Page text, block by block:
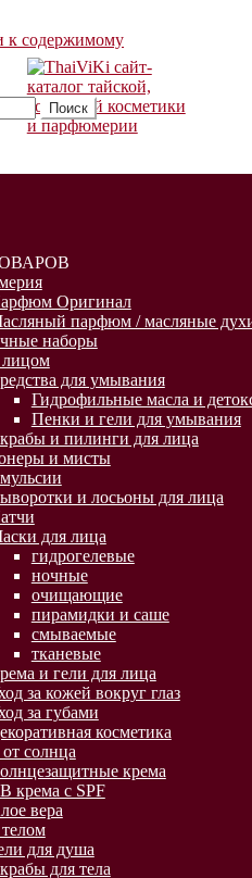
к содержимому
Поиск
Оригинал
парфюм / масляные
наборы
лицом
для умывания
Гидрофильные масла и
Пенки и гели для умывания
и пилинги для лица
и мисты
и лосьоны для лица
для лица
гидрогелевые
ночные
очищающие
пирамидки и саше
смываемые
тканевые
и гели для лица
за кожей вокруг глаз
за губами
косметика
солнца
крема
крема с SPF
вера
для душа
для тела